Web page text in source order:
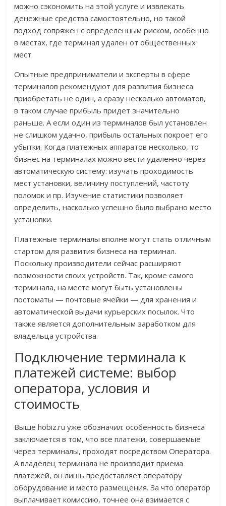
можно сэкономить на этой услуге и извлекать
денежные средства самостоятельно, но такой
подход сопряжен с определенным риском, особенно
в местах, где терминал удален от общественных
мест.
Опытные предприниматели и эксперты в сфере
терминалов рекомендуют для развития бизнеса
приобретать не один, а сразу несколько автоматов,
в таком случае прибыль придет значительно
раньше. А если один из терминалов был установлен
не слишком удачно, прибыль остальных покроет его
убытки. Когда платежных аппаратов несколько, то
бизнес на терминалах можно вести удаленно через
автоматическую систему: изучать проходимость
мест установки, величину поступлений, частоту
поломок и пр. Изучение статистики позволяет
определить, насколько успешно было выбрано место
установки.
Платежные терминалы вполне могут стать отличным
стартом для развития бизнеса на терминал.
Поскольку производители сейчас расширяют
возможности своих устройств. Так, кроме самого
терминала, на месте могут быть установлены
постоматы — почтовые ячейки — для хранения и
автоматической выдачи курьерских посылок. Что
также является дополнительным заработком для
владельца устройства.
Подключение терминала к
платежей системе: выбор
оператора, условия и
стоимость
Выше hobiz.ru уже обозначил: особенность бизнеса
заключается в том, что все платежи, совершаемые
через терминалы, проходят посредством Оператора.
А владелец терминала не производит приема
платежей, он лишь предоставляет оператору
оборудование и место размещения. За что оператор
выплачивает комиссию, точнее она взимается с